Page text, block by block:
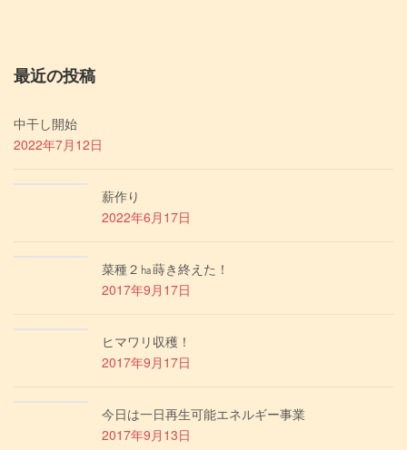
最近の投稿
中干し開始
2022年7月12日
薪作り
2022年6月17日
菜種２㏊蒔き終えた！
2017年9月17日
ヒマワリ収穫！
2017年9月17日
今日は一日再生可能エネルギー事業
2017年9月13日